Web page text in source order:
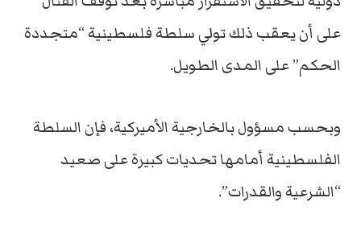
على أن يعقب ذلك تولي سلطة فلسطينية “متجددة
الحكم” على المدى الطويل.
وبحسب مسؤول بالخارجية الأميركية، فإن السلطة
الفلسطينية أمامها تحديات كبيرة على صعيد
“الشرعية والقدرات”.